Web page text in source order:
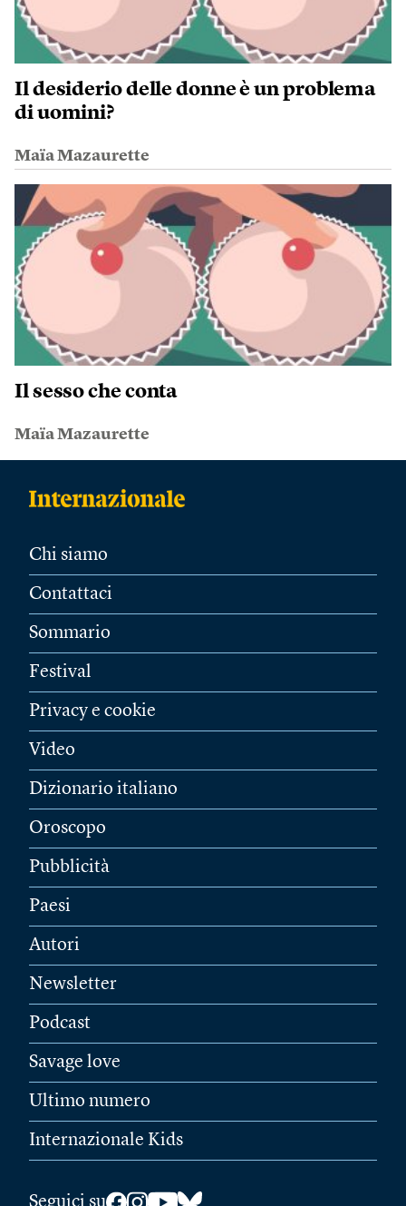
Il desiderio delle donne è un problema
di uomini?
Maïa Mazaurette
Il sesso che conta
Maïa Mazaurette
Chi siamo
Contattaci
Sommario
Festival
Privacy e cookie
Video
Dizionario italiano
Oroscopo
Pubblicità
Paesi
Autori
Newsletter
Podcast
Savage love
Ultimo numero
Internazionale Kids